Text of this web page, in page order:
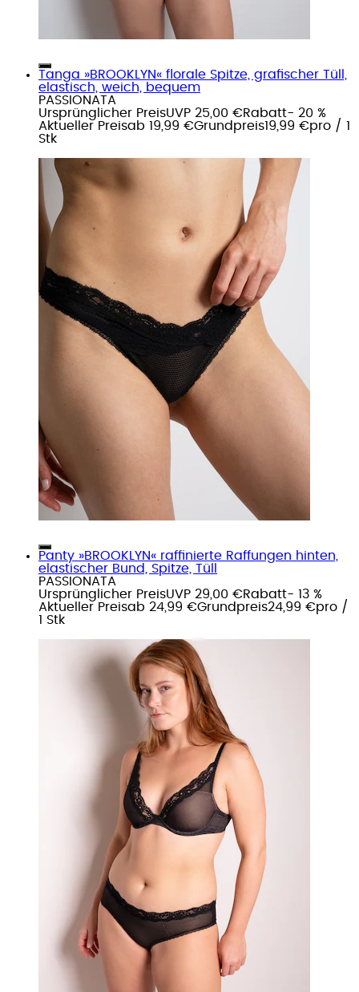
Tanga »BROOKLYN« florale Spitze, grafischer Tüll,
elastisch, weich, bequem
PASSIONATA
Ursprünglicher PreisUVP 25,00 €Rabatt- 20 %
Aktueller Preisab 19,99 €Grundpreis19,99 €pro / 1
Stk
Panty »BROOKLYN« raffinierte Raffungen hinten,
elastischer Bund, Spitze, Tüll
PASSIONATA
Ursprünglicher PreisUVP 29,00 €Rabatt- 13 %
Aktueller Preisab 24,99 €Grundpreis24,99 €pro /
1 Stk